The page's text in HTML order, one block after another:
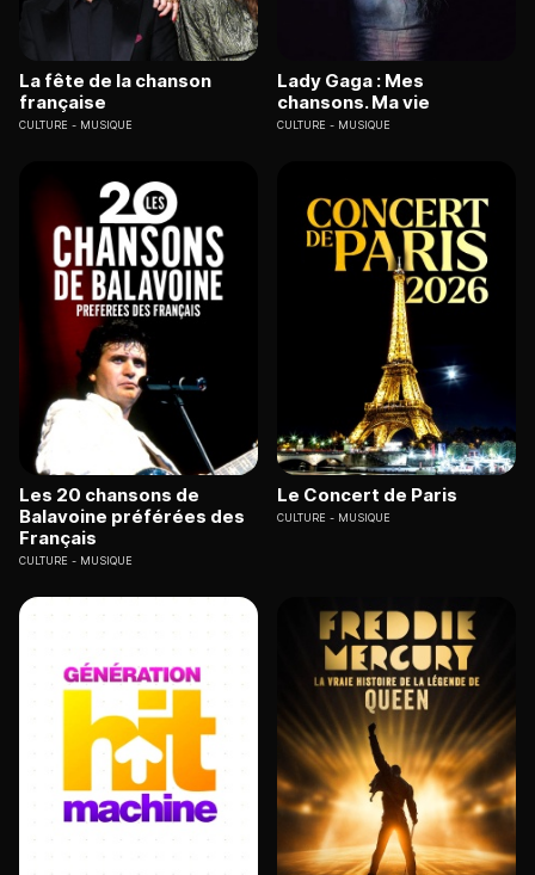
La fête de la chanson
française
CULTURE MUSIQUE
Lady Gaga : Mes
chansons. Ma vie
CULTURE MUSIQUE
Les 20 chansons de
Balavoine préférées des
Français
CULTURE MUSIQUE
Le Concert de Paris
CULTURE MUSIQUE